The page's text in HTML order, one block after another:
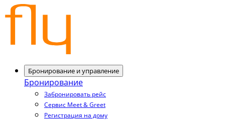
Бронирование и управление
Бронирование
Забронировать рейс
Сервис Meet & Greet
Регистрация на дому